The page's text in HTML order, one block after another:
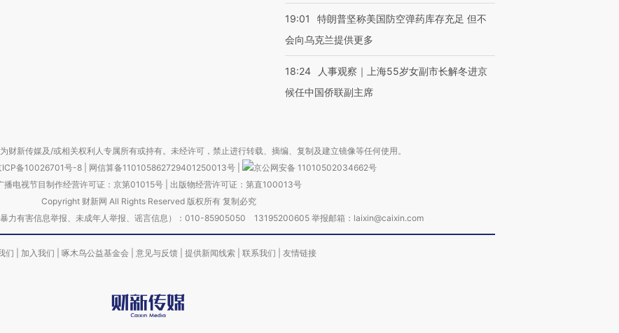
19:01
特朗普坚称美国防空弹药库存充足 但不
会向乌克兰提供更多
18:24
人事观察｜上海55岁女副市长解冬进京
候任中国侨联副主席
财新传媒及/或相关权利人专属所有或持有。未经许可，禁止进行转载、摘编、复制及建立镜像等任何使用。
ICP备10026701号-8 网信算备110105862729401250013号
京公网安备 11010502034662号
播电视节目制作经营许可证：京第01015号| 出版物经营许可证：第直100013号
Copyright 财新网 All Rights Reserved 版权所有 复制必究
力有害信息举报、未成年人举报、谣言信息）：010-85905050 13195200605 举报邮箱：laixin@caixin.com
们 加入我们 啄木鸟公益基金会 意见与反馈 提供新闻线索 联系我们 友情链接